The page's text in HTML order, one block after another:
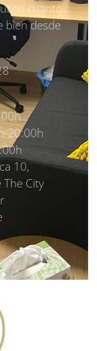
cuanto
bien desde
20:00h
10,
City